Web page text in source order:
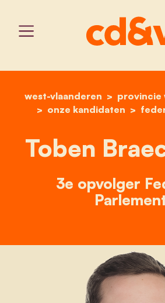
home
west-vlaanderen
provincie
onze kandidaten
Toben
3e opvolger